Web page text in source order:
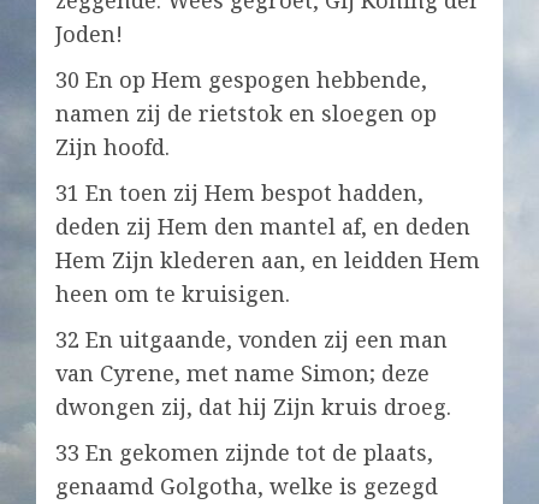
Joden!
30 En op Hem gespogen hebbende,
namen zij de rietstok en sloegen op
Zijn hoofd.
31 En toen zij Hem bespot hadden,
deden zij Hem den mantel af, en deden
Hem Zijn klederen aan, en leidden Hem
heen om te kruisigen.
32 En uitgaande, vonden zij een man
van Cyrene, met name Simon; deze
dwongen zij, dat hij Zijn kruis droeg.
33 En gekomen zijnde tot de plaats,
genaamd Golgotha, welke is gezegd